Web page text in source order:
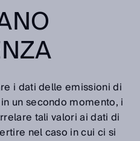
i dati delle emissioni di
un secondo momento, i
tali valori ai dati di
nel caso in cui ci si